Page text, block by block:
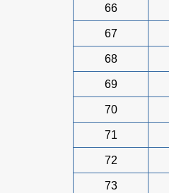
66
67
68
69
70
71
72
73